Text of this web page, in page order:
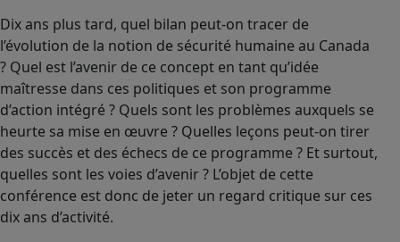
Dix ans plus tard, quel bilan peut-on tracer de
l’évolution de la notion de sécurité humaine au Canada
? Quel est l’avenir de ce concept en tant qu’idée
maîtresse dans ces politiques et son programme
d’action intégré ? Quels sont les problèmes auxquels se
heurte sa mise en œuvre ? Quelles leçons peut-on tirer
des succès et des échecs de ce programme ? Et surtout,
quelles sont les voies d’avenir ? L’objet de cette
conférence est donc de jeter un regard critique sur ces
dix ans d’activité.